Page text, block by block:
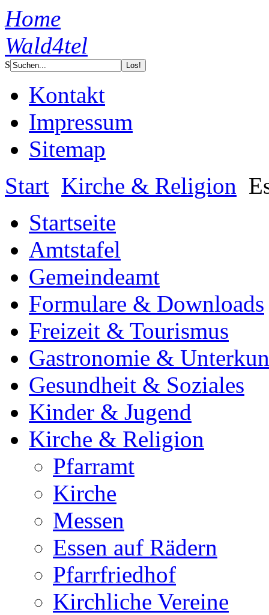
Home
Wald4tel
S
Kontakt
Impressum
Sitemap
Start Kirche & Religion
Startseite
Amtstafel
Gemeindeamt
Formulare & Downloads
Freizeit & Tourismus
Gastronomie &
Gesundheit & Soziales
Kinder & Jugend
Kirche & Religion
Pfarramt
Kirche
Messen
Essen auf Rädern
Pfarrfriedhof
Kirchliche Vereine